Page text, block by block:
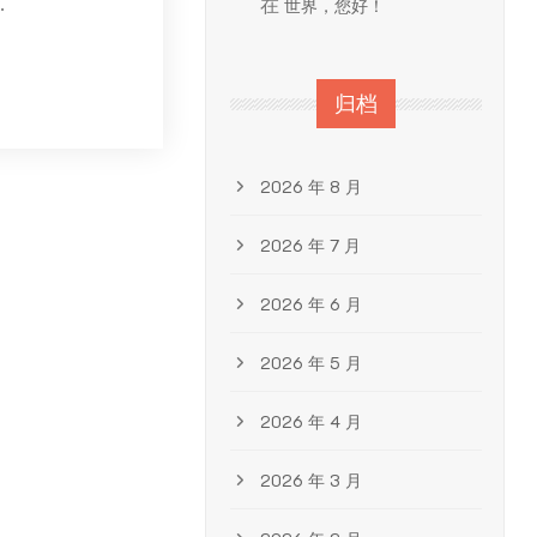
世界，您好！
归档
2026 年 8 月
2026 年 7 月
2026 年 6 月
2026 年 5 月
2026 年 4 月
2026 年 3 月